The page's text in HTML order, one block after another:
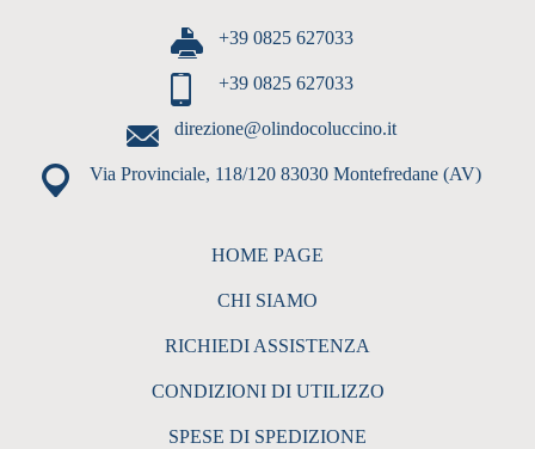
+39 0825 627033
+39 0825 627033
direzione@olindocoluccino.it
Via Provinciale, 118/120 83030 Montefredane (AV)
HOME PAGE
CHI SIAMO
RICHIEDI ASSISTENZA
CONDIZIONI DI UTILIZZO
SPESE DI SPEDIZIONE